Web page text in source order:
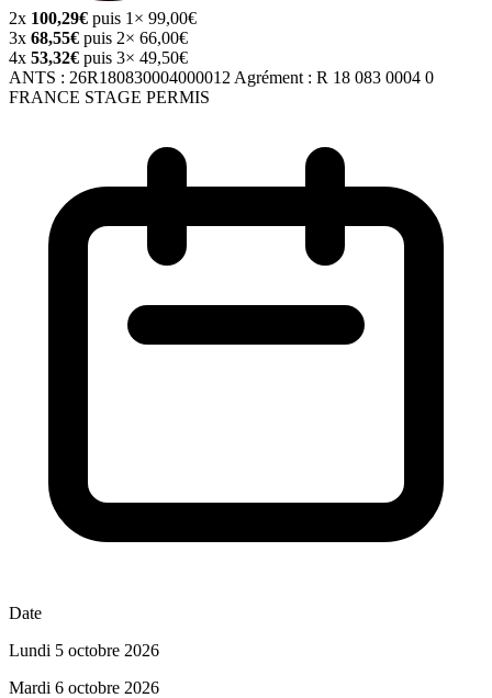
2x 100,29€ puis 1× 99,00€
3x 68,55€ puis 2× 66,00€
4x 53,32€ puis 3× 49,50€
ANTS : 26R180830004000012 Agrément : R 18 083 0004 0
FRANCE STAGE PERMIS
Date
Lundi 5 octobre 2026
Mardi 6 octobre 2026